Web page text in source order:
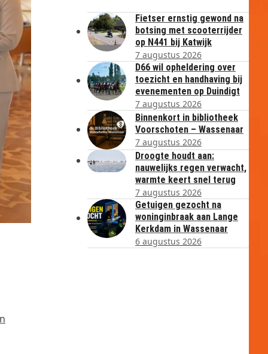
Fietser ernstig gewond na
botsing met scooterrijder
op N441 bij Katwijk
7 augustus 2026
D66 wil opheldering over
toezicht en handhaving bij
evenementen op Duindigt
7 augustus 2026
Binnenkort in bibliotheek
Voorschoten – Wassenaar
7 augustus 2026
Droogte houdt aan:
nauwelijks regen verwacht,
warmte keert snel terug
7 augustus 2026
Getuigen gezocht na
woninginbraak aan Lange
Kerkdam in Wassenaar
6 augustus 2026